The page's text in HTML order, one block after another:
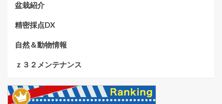
盆栽紹介
精密採点DX
自然＆動物情報
ｚ３２メンテナンス